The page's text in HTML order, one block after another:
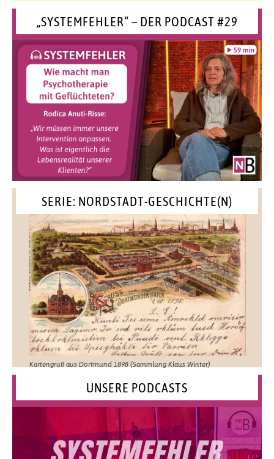
„SYSTEMFEHLER“ – DER PODCAST #29
SERIE: NORDSTADT-GESCHICHTE(N)
Kartengruß aus Dortmund 1898 (Sammlung Klaus Winter)
UNSERE PODCASTS